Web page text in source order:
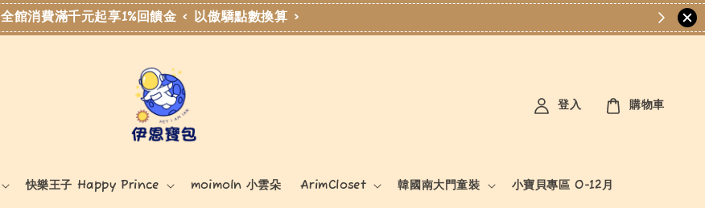
全館消費滿千元起享1%回饋金 < 以傲驕點數換算 >
快樂王子 Happy Prince moimoln 小雲朵 ArimCloset 韓國南大門童裝 小寶貝專區 0-12月
登入 購物車